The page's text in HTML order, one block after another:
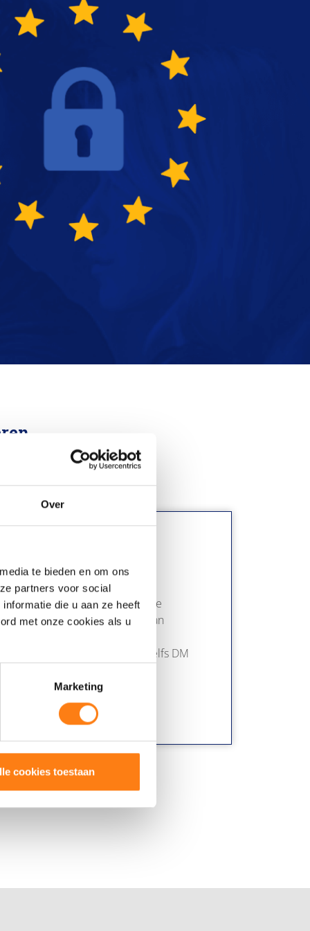
Over
te bieden en om ons
partners voor social
die u aan ze heeft
met onze cookies als u
Marketing
cookies toestaan
onmisbaar. Uiteenlopende
en het hergebruiken van
meerdere bibliotheken en zelfs DM